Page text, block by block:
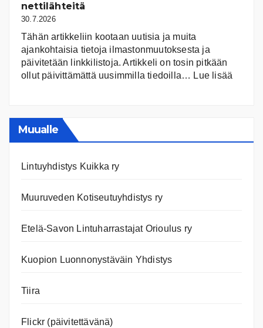
nettilähteitä
30.7.2026
Tähän artikkeliin kootaan uutisia ja muita
ajankohtaisia tietoja ilmastonmuutoksesta ja
päivitetään linkkilistoja. Artikkeli on tosin pitkään
ollut päivittämättä uusimmilla tiedoilla… Lue lisää
Muualle
Lintuyhdistys Kuikka ry
Muuruveden Kotiseutuyhdistys ry
Etelä-Savon Lintuharrastajat Orioulus ry
Kuopion Luonnonystäväin Yhdistys
Tiira
Flickr (päivitettävänä)